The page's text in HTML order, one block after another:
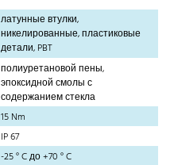
латунные втулки,
никелированные, пластиковые
детали, PBT
полиуретановой пены,
эпоксидной смолы с
содержанием стекла
15 Nm
IP 67
-25 ° C до +70 ° C